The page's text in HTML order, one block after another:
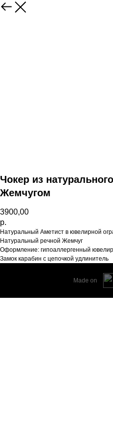
Назад
Чокер из
Жемчугом
3900,00
р.
Натуральный Аметист в ювелирной
Натуральный речной Жемчуг
Оформление: гипоаллергенный
Замок карабин с цепочкой удлинитель
Made on